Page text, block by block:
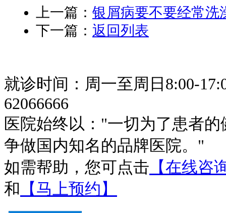
上一篇： 银屑病要不要经常洗
下一篇： 返回列表
就诊时间：周一至周日8:00-
62066666
医院始终以："一切为了患者
争做国内知名的品牌医院。"
如需帮助，您可点击 【在线咨
和 【马上预约】